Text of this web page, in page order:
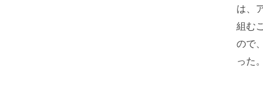
は、
組む
ので
った。